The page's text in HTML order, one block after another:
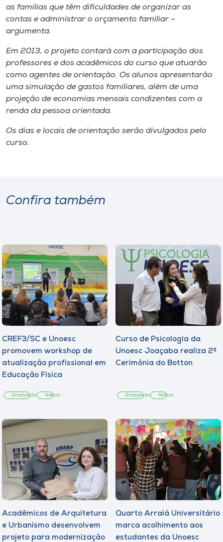
as famílias que têm dificuldades de organizar as
contas e administrar o orçamento familiar –
argumenta.
Em 2013, o projeto contará com a participação dos
professores e dos acadêmicos do curso que atuarão
como agentes de orientação. Os alunos apresentarão
uma simulação de gastos familiares, além de uma
projeção de economias mensais condizentes com a
renda da pessoa orientada.
Os dias e locais de orientação serão divulgados pelo
curso.
Confira também
CREF3/SC e Unoesc
promovem workshop de
atualização profissional em
Educação Física
Graduação Notícia
Curso de Psicologia da
Unoesc Joaçaba realiza 2ª
Cerimônia do Botton
Graduação Notícia
Acadêmicos de Arquitetura
e Urbanismo desenvolvem
projeto para modernização
Quarto Arraiá Universitário
marca acolhimento aos
estudantes da Unoesc